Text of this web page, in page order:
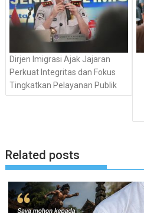
Dirjen Imigrasi Ajak Jajaran
Perkuat Integritas dan Fokus
Tingkatkan Pelayanan Publik
Related posts